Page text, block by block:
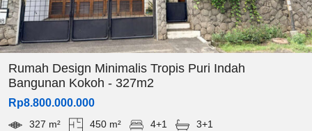
Rumah Design Minimalis Tropis Puri Indah
Bangunan Kokoh - 327m2
Rp8.800.000.000
327 m² 450 m² 4+1
3+1